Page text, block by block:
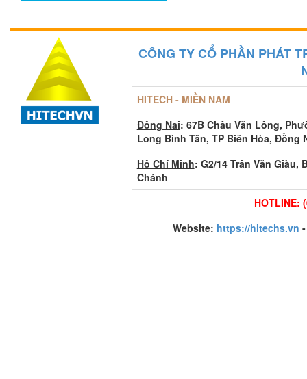
CÔNG TY CỔ PHẦN PHÁT
HITECH - MIỀN NAM
Đồng Nai: 67B Châu Văn Lồng,
Long Bình Tân, TP Biên Hòa, Đồng
Hồ Chí Minh: G2/14 Trần Văn Giàu,
Chánh
HOTLINE:
Website: https://hitechs.vn